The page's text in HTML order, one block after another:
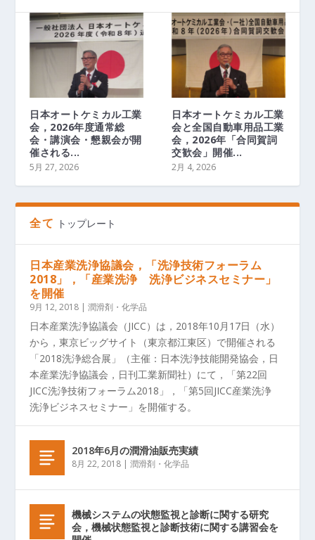
日本オートケミカル工業
会，2026年度通常総
会・講演会・懇親会が開
催される...
5月 27, 2026
日本オートケミカル工業
会と全国自動車用品工業
会，2026年「合同賀詞
交歓会」開催...
2月 4, 2026
全て トップレート
日本産業洗浄協議会，「洗浄技術フォーラム
2018」，「産業洗浄 洗浄ビジネスセミナー」
を開催
9月 12, 2018 |潤滑剤・化学品
日本産業洗浄協議会（JICC）は，2018年10月17日（水）
から，東京ビッグサイト（東京都江東区）で開催される
「2018洗浄総合展」（主催：日本洗浄技能開発協会，日
本産業洗浄協議会，日刊工業新聞社）にて，「第22回
JICC洗浄技術フォーラム2018」，「第5回JICC産業洗浄
洗浄ビジネスセミナー」を開催する。
2018年6月の潤滑油販売実績
8月 22, 2018 |潤滑剤・化学品
機械システムの状態監視と診断に関する研究
会，機械状態監視と診断技術に関する講習会を